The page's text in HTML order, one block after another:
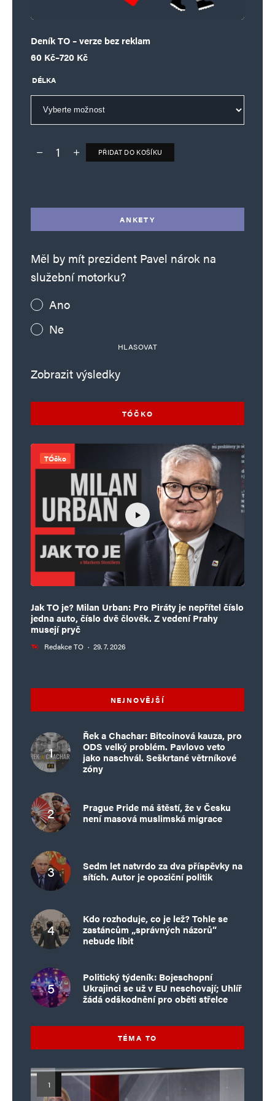
Deník TO – verze bez reklam
60 Kč–720 Kč
Rozpětí cen: 60 Kč až 720 Kč
DÉLKA
Deník TO – verze bez reklam množství
PŘIDAT DO KOŠÍKU
ANKETY
Měl by mít prezident Pavel nárok na
služební motorku?
Ano
Ne
HLASOVAT
Zobrazit výsledky
TÓČKO
TÓčko
Jak TO je? Milan Urban: Pro Piráty je nepřítel číslo
jedna auto, číslo dvě člověk. Z vedení Prahy
musejí pryč
Redakce TO · 29. 7. 2026
NEJNOVĚJŠÍ
Řek a Chachar: Bitcoinová kauza, pro
ODS velký problém. Pavlovo veto
jako naschvál. Seškrtané větrníkové
zóny
Prague Pride má štěstí, že v Česku
není masová muslimská migrace
Sedm let natvrdo za dva příspěvky na
sítích. Autor je opoziční politik
Kdo rozhoduje, co je lež? Tohle se
zastáncům „správných názorů“
nebude líbit
Politický týdeník: Bojeschopní
Ukrajinci se už v EU neschovají; Uhlíř
žádá odškodnění pro oběti střelce
TÉMA TO